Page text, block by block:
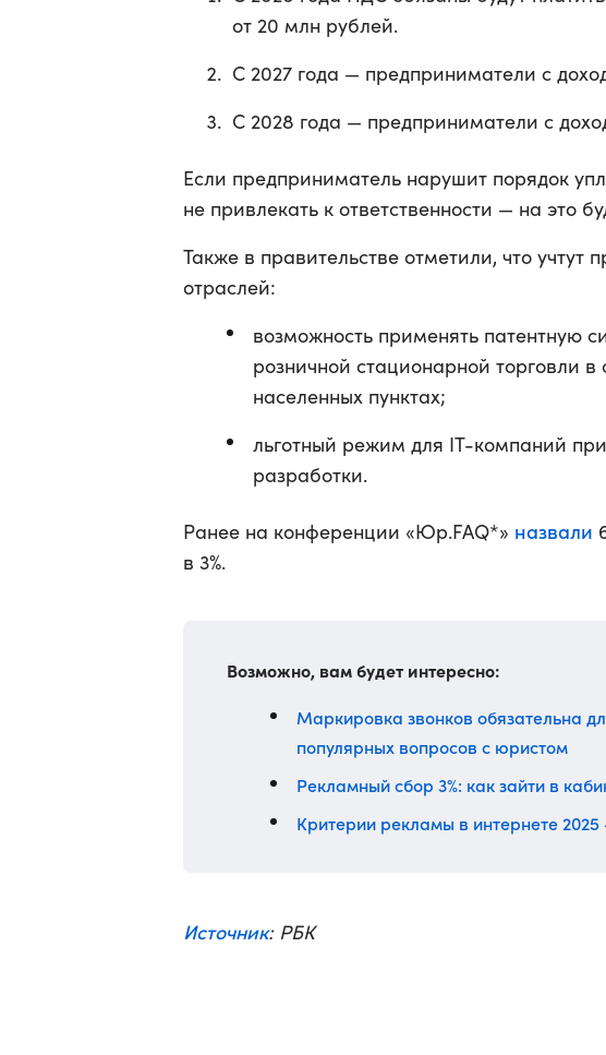
от 20 млн рублей.
С 2027 года — предприниматели с
С 2028 года — предприниматели с
Если предприниматель нарушит порядок
не привлекать к ответственности — на это
Также в правительстве отметили, что учтут
отраслей:
возможность применять патентную
розничной стационарной торговли в
населенных пунктах;
льготный режим для IT-компаний
разработки.
Ранее на конференции «Юр.FAQ*» назвали
в 3%.
Возможно, вам будет интересно:
Маркировка звонков обязательна
популярных вопросов с юристом
Рекламный сбор 3%: как зайти в
Критерии рекламы в интернете
Источник: РБК